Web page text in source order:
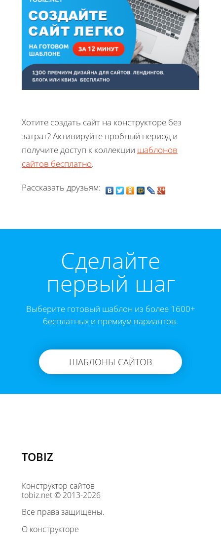
Хотите создать сайт на конструкторе без
затрат? Активируйте пробный период и
получите доступ к коллекции шаблонов
сайтов бесплатно.
Рассказать друзьям:
Cделайте
первый шаг
Выберите готовый шаблон из более 1600+
бесплатных и премиум вариантов.
ШАБЛОНЫ САЙТОВ
TOBIZ
Конструктор сайтов
tobiz.net © 2013-2026
Все права защищены.
О конструкторе